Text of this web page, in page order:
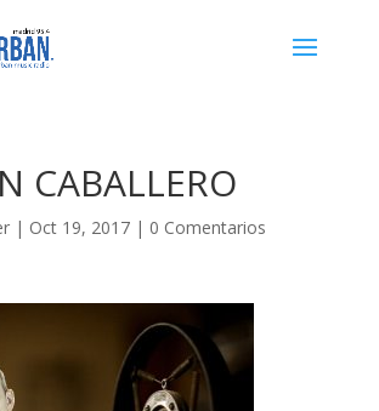
CABALLERO
| Oct 19, 2017| 0 Comentarios